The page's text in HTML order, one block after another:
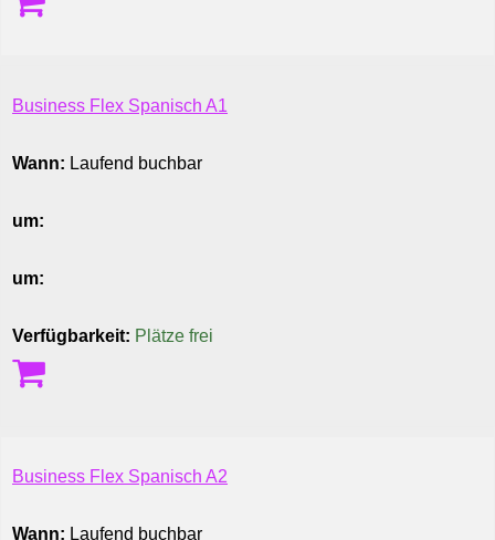
Business Flex Spanisch A1
Wann: Laufend buchbar
um:
um:
Verfügbarkeit: Plätze frei
Business Flex Spanisch A2
Wann: Laufend buchbar